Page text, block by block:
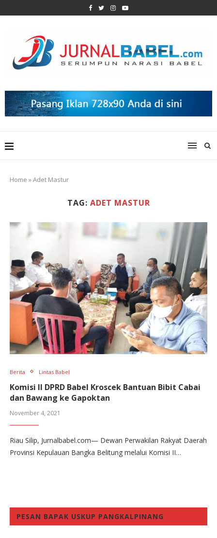
Home »Adet Mastur
TAG: ADET MASTUR
Berita Lintas Babel
Komisi II DPRD Babel Kroscek Bantuan Bibit Cabai
dan Bawang ke Gapoktan
November 4, 2021
Riau Silip, Jurnalbabel.com— Dewan Perwakilan Rakyat Daerah
Provinsi Kepulauan Bangka Belitung melalui Komisi II…
PESAN BAPAK USKUP PANGKALPINANG